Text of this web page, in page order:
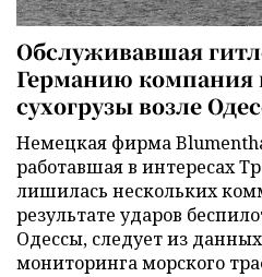
Обслуживавшая
Германию компания
сухогрузы возле
Немецкая фирма
работавшая в интересах
лишилась нескольких
результате ударов
Одессы, следует из
мониторинга морского